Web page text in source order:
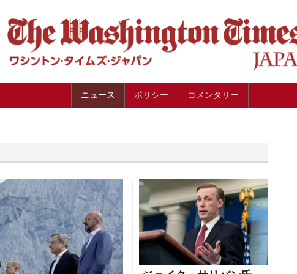
ニュース ポリシー コメンタリー